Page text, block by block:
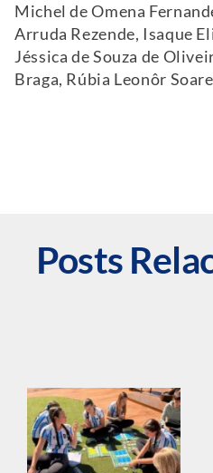
Michel de Omena
Arruda Rezende, Isaque
Jéssica de Souza de
Braga, Rúbia Leonôr
Posts